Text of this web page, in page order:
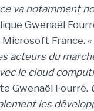
va notamment
Gwenaël
France. «
acteurs du
le cloud
Gwenaël Fourré.
les